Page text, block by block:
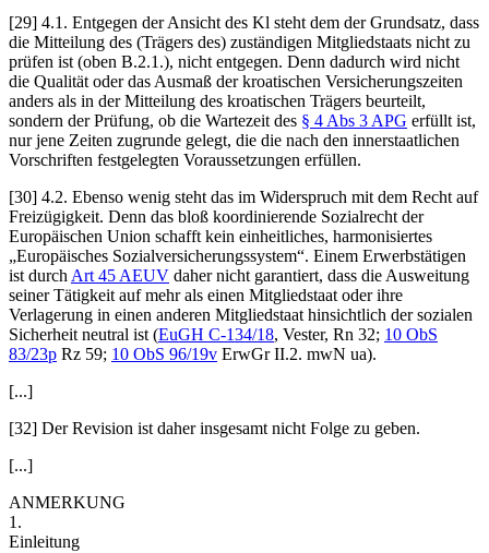
[29] 4.1. Entgegen der Ansicht des Kl steht dem der Grundsatz, dass
die Mitteilung des (Trägers des) zuständigen Mitgliedstaats nicht zu
prüfen ist (oben B.2.1.), nicht entgegen. Denn dadurch wird nicht
die Qualität oder das Ausmaß der kroatischen Versicherungszeiten
anders als in der Mitteilung des kroatischen Trägers beurteilt,
sondern der Prüfung, ob die Wartezeit des § 4 Abs 3 APG erfüllt ist,
nur jene Zeiten zugrunde gelegt, die die nach den innerstaatlichen
Vorschriften festgelegten Voraussetzungen erfüllen.
[30] 4.2. Ebenso wenig steht das im Widerspruch mit dem Recht auf
Freizügigkeit. Denn das bloß koordinierende Sozialrecht der
Europäischen Union schafft kein einheitliches, harmonisiertes
„Europäisches Sozialversicherungssystem“. Einem Erwerbstätigen
ist durch Art 45 AEUV daher nicht garantiert, dass die Ausweitung
seiner Tätigkeit auf mehr als einen Mitgliedstaat oder ihre
Verlagerung in einen anderen Mitgliedstaat hinsichtlich der sozialen
Sicherheit neutral ist (EuGH C-134/18, Vester, Rn 32; 10 ObS
83/23p Rz 59; 10 ObS 96/19v ErwGr II.2. mwN ua).
[...]
[32] Der Revision ist daher insgesamt nicht Folge zu geben.
[...]
ANMERKUNG
1.
Einleitung